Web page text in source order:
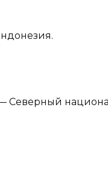
Северный